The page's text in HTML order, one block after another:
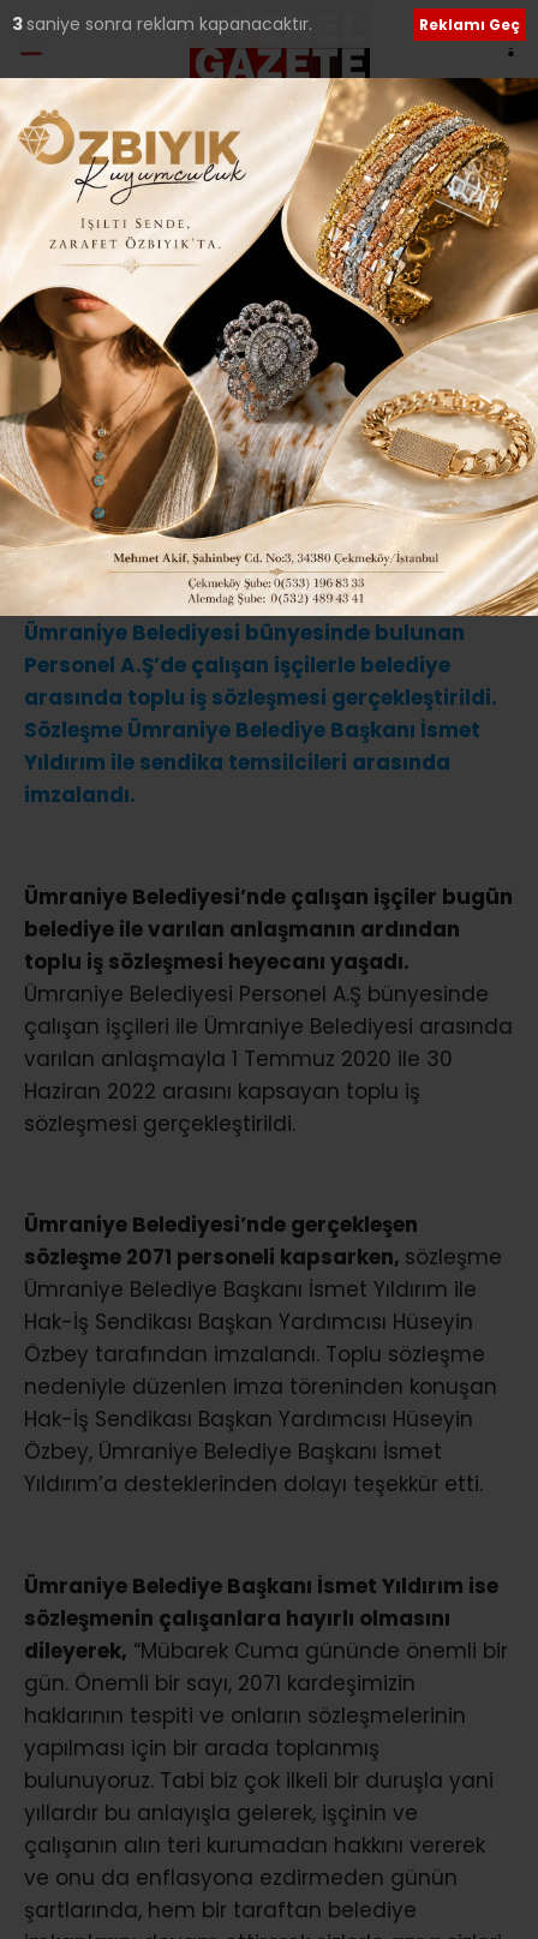
Ana Sayfa›Tüm Manşetler
ÜMRANİYE’DE TOPLU
SÖZLEŞME SEVİNCİ..
Giriş: 02-10-2020 21:57
Güncelleme: 02-10-2020 21:57
425 Tüm Manşetler
ABONE OL
Ümraniye Belediyesi bünyesinde bulunan
Personel A.Ş’de çalışan işçilerle belediye
arasında toplu iş sözleşmesi gerçekleştirildi.
Sözleşme Ümraniye Belediye Başkanı İsmet
Yıldırım ile sendika temsilcileri arasında
imzalandı.
Ümraniye Belediyesi’nde çalışan işçiler bugün
belediye ile varılan anlaşmanın ardından
toplu iş sözleşmesi heyecanı yaşadı.
Ümraniye Belediyesi Personel A.Ş bünyesinde
çalışan işçileri ile Ümraniye Belediyesi arasında
varılan anlaşmayla 1 Temmuz 2020 ile 30
Haziran 2022 arasını kapsayan toplu iş
sözleşmesi gerçekleştirildi.
Ümraniye Belediyesi’nde gerçekleşen
sözleşme 2071 personeli kapsarken, sözleşme
Ümraniye Belediye Başkanı İsmet Yıldırım ile
Hak-İş Sendikası Başkan Yardımcısı Hüseyin
Özbey tarafından imzalandı. Toplu sözleşme
nedeniyle düzenlen imza töreninden konuşan
Hak-İş Sendikası Başkan Yardımcısı Hüseyin
Özbey, Ümraniye Belediye Başkanı İsmet
Yıldırım’a desteklerinden dolayı teşekkür etti.
Ümraniye Belediye Başkanı İsmet Yıldırım ise
sözleşmenin çalışanlara hayırlı olmasını
dileyerek, “Mübarek Cuma gününde önemli bir
gün. Önemli bir sayı, 2071 kardeşimizin
haklarının tespiti ve onların sözleşmelerinin
yapılması için bir arada toplanmış
bulunuyoruz. Tabi biz çok ilkeli bir duruşla yani
yıllardır bu anlayışla gelerek, işçinin ve
çalışanın alın teri kurumadan hakkını vererek
ve onu da enflasyona ezdirmeden günün
şartlarında, hem bir taraftan belediye
2 saniye sonra reklam kapanacaktır. Reklamı Geç